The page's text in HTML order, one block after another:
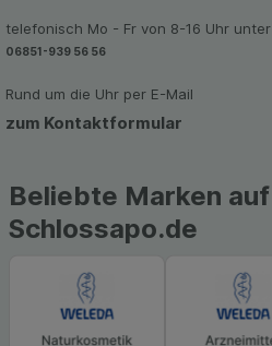
zu gestalten. Bitte beachten
hierfür teilweise an Dritte
telefonisch Mo - Fr von 8-16 Uhr unter
06851-939 56 56
Rund um die Uhr per E-Mail
zum Kontaktformular
Beliebte Marken auf
Schlossapo.de